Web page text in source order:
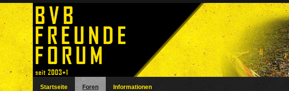
Startseite Foren Informationen